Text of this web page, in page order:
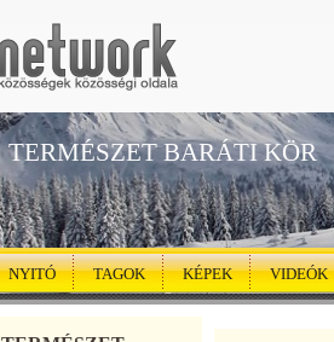
TERMÉSZET BARÁTI KÖR
NYITÓ TAGOK KÉPEK VIDEÓK